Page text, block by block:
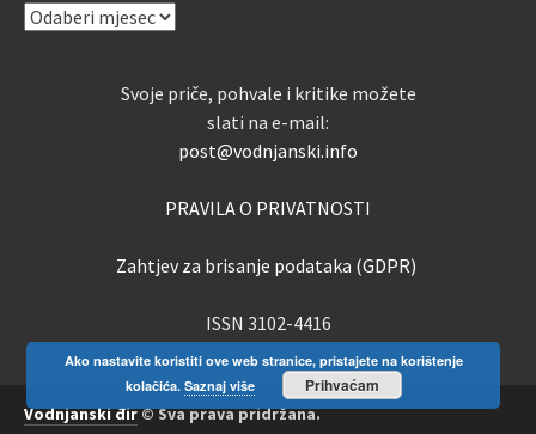
ARHIVA
Svoje priče, pohvale i kritike možete
slati na e-mail:
post@vodnjanski.info
PRAVILA O PRIVATNOSTI
Zahtjev za brisanje podataka (GDPR)
ISSN 3102-4416
Vodnjanski đir© Sva prava pridržana.
Ako nastavite koristiti ove web stranice, pristajete na korištenje
kolačića. Saznaj više Prihvaćam